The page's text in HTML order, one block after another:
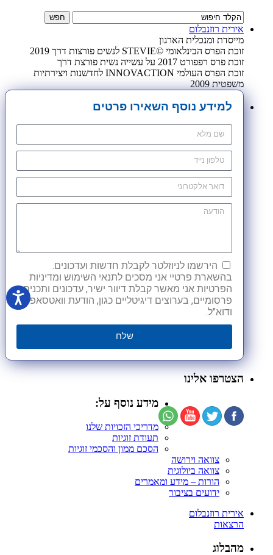
אירית רוזנבלום
מייסדת ומנכלית הארגון
זוכת הפרס הבינלאומי ©STEVIE לנשים פורצות דרך 2019
זוכת פרס רפפורט 2017 על עשייה נשית פורצת דרך
זוכת הפרס העולמי INNOVACTION לחדשנות ויצירתיות
משפטית 2009
למידע נוסף השאירו פרטים
הירשמו לניוזלטר לקבלת חדשות ועדכונים.
בהשארת פרטיי אני מסכים לתנאי השימוש ומדיניות
הפרטיות אני מאשר קבלת דיוור ישיר, עדכונים ותכנים
פרסומיים, בערוצים דיגיטליים כגון, הודעת וואטסאפ
ודוא"ל.
שלח
הצטרפו אלינו
מידע נוסף על:
מדריכי הזכויות שלנו
תעודת זוגיות
הסכם ממון והסכמי זוגיות
צוואה וירושה
צוואה ביולוגית
הורות – מידע ומאמרים
ידועים בציבור
אירית רוזנבלום
הרצאות
מהבלוג